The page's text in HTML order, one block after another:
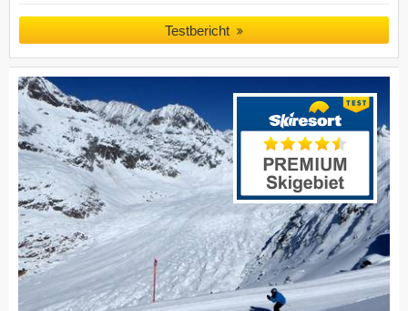
Testbericht